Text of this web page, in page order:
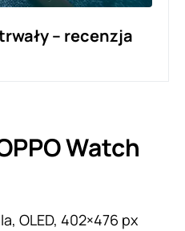
– recenzja
Watch
OLED, 402×476 px